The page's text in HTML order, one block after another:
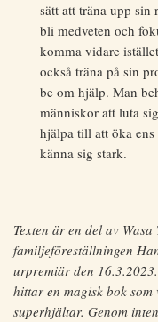
sätt att träna upp
bli medveten och
komma vidare
också träna på sin
be om hjälp. Man
människor att luta
hjälpa till att öka
känna sig stark.
Texten är en del av
familjeföreställningen
urpremiär den
hittar en magisk bok
superhjältar. Genom